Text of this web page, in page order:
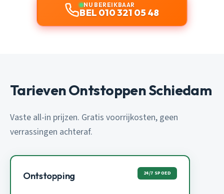
NU BEREIKBAAR
BEL 010 321 05 48
Tarieven Ontstoppen Schiedam
Vaste all-in prijzen. Gratis voorrijkosten, geen
verrassingen achteraf.
Ontstopping 24/7 SPOED